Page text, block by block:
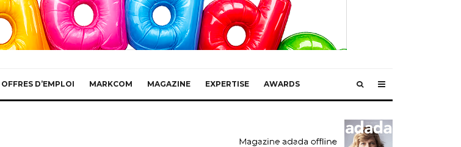
OFFRES D’EMPLOI MARKCOM MAGAZINE EXPERTISE AWARDS